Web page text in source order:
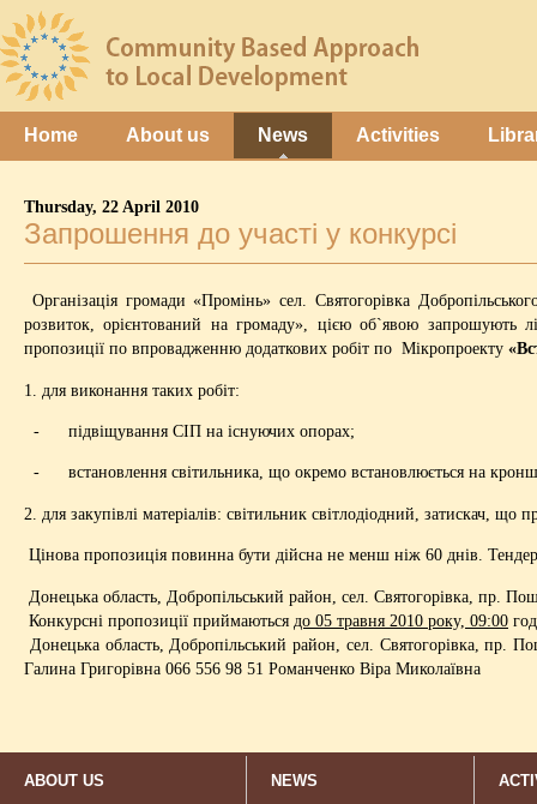
Home About us News Activities
Thursday, 22 April 2010
Запрошення до участі у конкурсі
Організація громади «Промінь» сел. Святогорівка
розвиток, орієнтований на громаду», цією об`явою запрошують
пропозиції по впровадженню додаткових робіт по Мікропроекту
1. для виконання таких робіт:
- підвіщування СІП на існуючих опорах;
- встановлення світильника, що окремо встановлюється на
2. для закупівлі матеріалів: світильник світлодіодний, затискач, що
Цінова пропозиція повинна бути дійсна не менш ніж 60 днів.
Донецька область, Добропільський район, сел. Святогорівка, пр.
Конкурсні пропозиції приймаються до 05 травня 2010 року, 09:00
Донецька область, Добропільський район, сел. Святогорівка,
Галина Григорівна 066 556 98 51 Романченко Віра Миколаївна
ABOUT US
NEWS